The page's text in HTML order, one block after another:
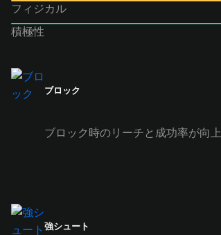
フィジカル
積極性
ブロック
ブロック時のリーチと成功率が向上
強シュート